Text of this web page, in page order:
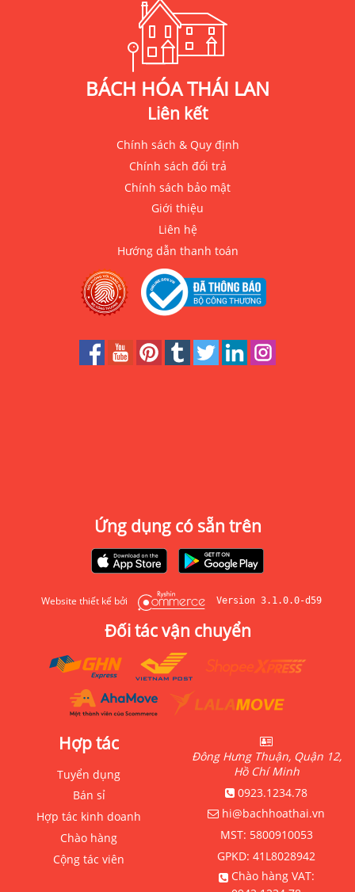
BÁCH HÓA THÁI LAN
Liên kết
Chính sách & Quy định
Chính sách đổi trả
Chính sách bảo mật
Giới thiệu
Liên hệ
Hướng dẫn thanh toán
Ứng dụng có sẵn trên
Website thiết kế bởi Version 3.1.0.0-d59
Đối tác vận chuyển
Hợp tác
Tuyển dụng
Bán sỉ
Hợp tác kinh doanh
Chào hàng
Cộng tác viên
Đông Hưng Thuận, Quận 12,
Hồ Chí Minh
0923.1234.78
hi@bachhoathai.vn
MST: 5800910053
GPKD: 41L8028942
Chào hàng VAT: